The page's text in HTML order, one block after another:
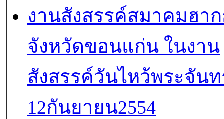
งานสังสรรค์สมาคมฮา
จังหวัดขอนแก่น ในงาน
สังสรรค์วันไหว้พระจัน
12กันยายน2554